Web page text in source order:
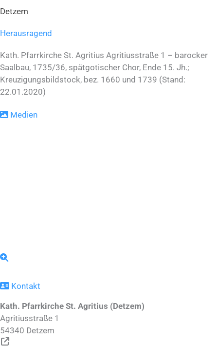
Detzem
Herausragend
Kath. Pfarrkirche St. Agritius Agritiusstraße 1 – barocker
Saalbau, 1735/36, spätgotischer Chor, Ende 15. Jh.;
Kreuzigungsbildstock, bez. 1660 und 1739 (Stand:
22.01.2020)
Medien
Kontakt
Kath. Pfarrkirche St. Agritius (Detzem)
Agritiusstraße 1
54340 Detzem